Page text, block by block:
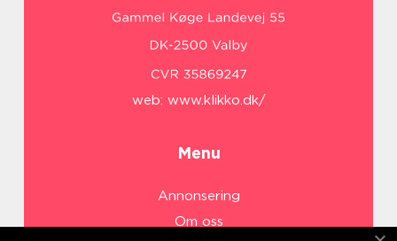
web: www.klikko.dk/
Menu
Annonsering
Om oss